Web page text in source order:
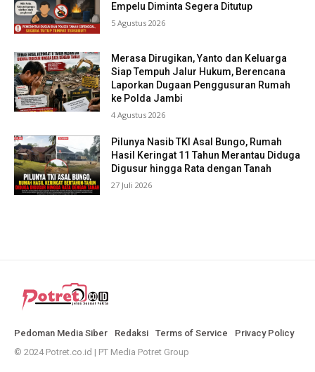
Empelu Diminta Segera Ditutup
5 Agustus 2026
Merasa Dirugikan, Yanto dan Keluarga
Siap Tempuh Jalur Hukum, Berencana
Laporkan Dugaan Penggusuran Rumah
ke Polda Jambi
4 Agustus 2026
Pilunya Nasib TKI Asal Bungo, Rumah
Hasil Keringat 11 Tahun Merantau Diduga
Digusur hingga Rata dengan Tanah
27 Juli 2026
Pedoman Media Siber Redaksi Terms of Service
Privacy Policy
© 2024 Potret.co.id | PT Media Potret Group